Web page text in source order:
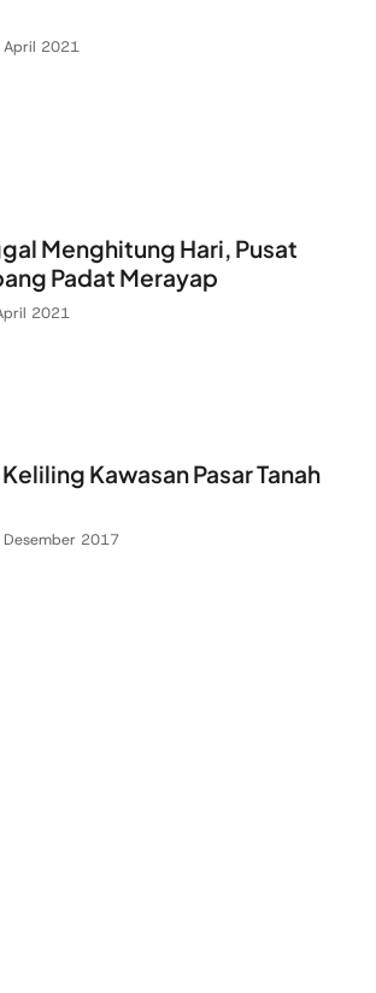
April 2021
Menghitung Hari, Pusat
Padat Merayap
2021
Kawasan Pasar Tanah
Desember 2017